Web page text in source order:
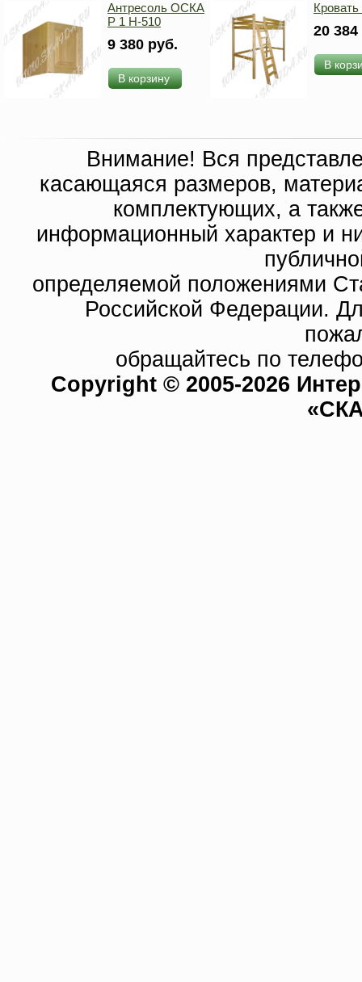
Антресоль ОСКА
Р 1 H-510
9 380 руб.
В корзину
20
В
Внимание! Вся
касающаяся размеров,
комплектующих, а
информационный характер и
определяемой положениями
Российской Федерации.
обращайтесь по
Copyright © 2005-2026